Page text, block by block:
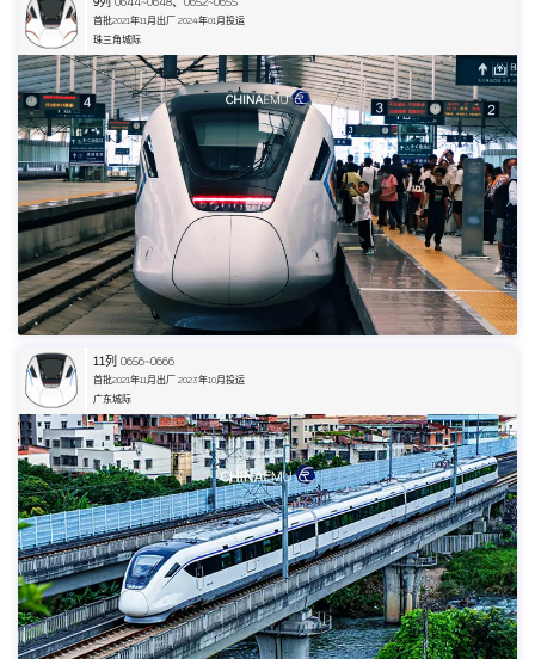
首批2021年11月出厂 2024年01月投运
珠三角城际
11列 0656~0666
首批2021年11月出厂 2023年10月投运
广东城际